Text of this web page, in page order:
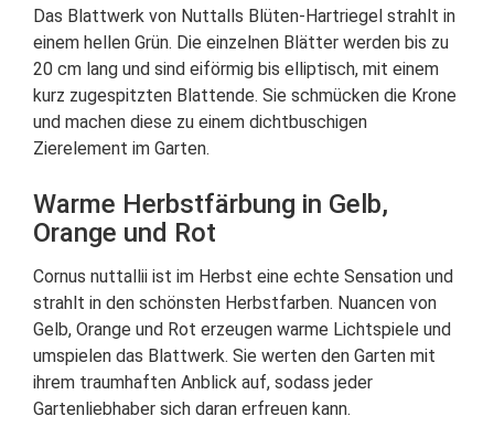
Das Blattwerk von Nuttalls Blüten-Hartriegel strahlt in
einem hellen Grün. Die einzelnen Blätter werden bis zu
20 cm lang und sind eiförmig bis elliptisch, mit einem
kurz zugespitzten Blattende. Sie schmücken die Krone
und machen diese zu einem dichtbuschigen
Zierelement im Garten.
Warme Herbstfärbung in Gelb,
Orange und Rot
Cornus nuttallii ist im Herbst eine echte Sensation und
strahlt in den schönsten Herbstfarben. Nuancen von
Gelb, Orange und Rot erzeugen warme Lichtspiele und
umspielen das Blattwerk. Sie werten den Garten mit
ihrem traumhaften Anblick auf, sodass jeder
Gartenliebhaber sich daran erfreuen kann.